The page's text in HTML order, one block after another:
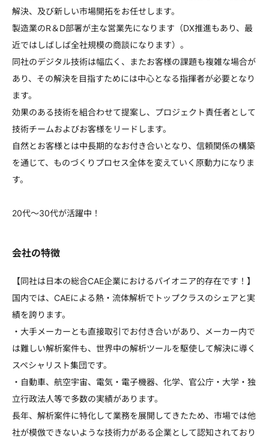
解決、及び新しい市場開拓をお任せします。
製造業のR＆D部署が主な営業先になります（DX推進もあり、最
近ではしばしば全社規模の商談になります）。
同社のデジタル技術は幅広く、またお客様の課題も複雑な場合が
あり、その解決を目指すためには中心となる指揮者が必要となり
ます。
効果のある技術を組合わせて提案し、プロジェクト責任者として
技術チームおよびお客様をリードします。
自然とお客様とは中長期的なお付き合いとなり、信頼関係の構築
を通じて、ものづくりプロセス全体を変えていく原動力になりま
す。
20代～30代が活躍中！
会社の特徴
【同社は日本の総合CAE企業におけるパイオニア的存在です！】
国内では、CAEによる熱・流体解析でトップクラスのシェアと実
績を誇ります。
・大手メーカーとも直接取引でお付き合いがあり、メーカー内で
は難しい解析案件も、世界中の解析ツールを駆使して解決に導く
スペシャリスト集団です。
・自動車、航空宇宙、電気・電子機器、化学、官公庁・大学・独
立行政法人等で多数の実績があります。
長年、解析案件に特化して業務を展開してきたため、市場では他
社が模倣できないような技術力がある企業として認知されており